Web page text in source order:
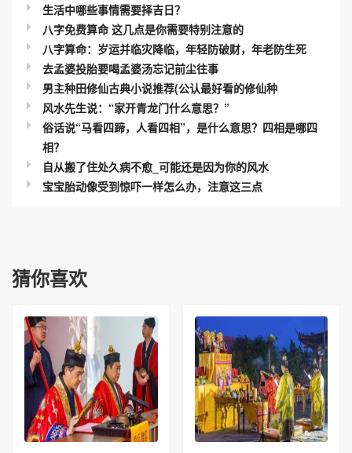
生活中哪些事情需要择吉日？
八字免费算命 这几点是你需要特别注意的
八字算命：岁运并临灾降临，年轻防破财，年老防生死
去孟婆投胎要喝孟婆汤忘记前尘往事
男主种田修仙古典小说推荐(公认最好看的修仙种
风水先生说：“家开青龙门什么意思？”
俗话说“马看四蹄，人看四相”，是什么意思？四相是哪四
相？
自从搬了住处久病不愈_可能还是因为你的风水
宝宝胎动像受到惊吓一样怎么办，注意这三点
猜你喜欢